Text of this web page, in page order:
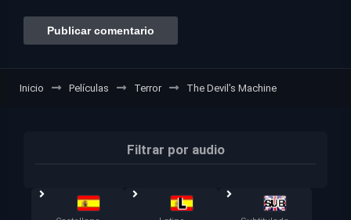
Inicio Películas Terror The Devil’s Machine
Filtrar por audio